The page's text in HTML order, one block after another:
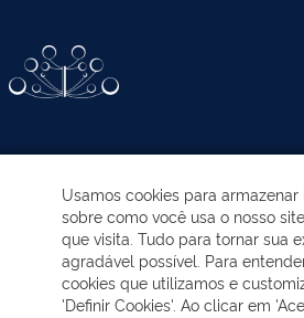
EDUCAÇÃO AMBIENTAL
NOTÍCIAS
Usamos cookies para
sobre como você usa o nosso
que visita. Tudo para tornar sua
agradável possível. Para
cookies que utilizamos e
'Definir Cookies'. Ao clicar em